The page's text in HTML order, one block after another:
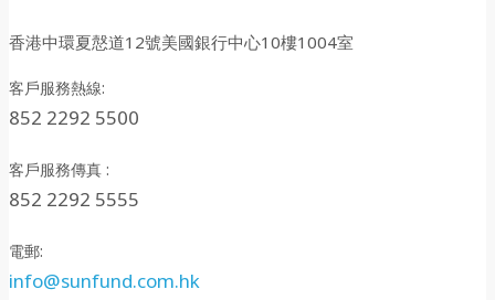
香港中環夏慤道12號美國銀行中心10樓1004室
客戶服務熱線:
852 2292 5500
客戶服務傳真 :
852 2292 5555
電郵:
info@sunfund.com.hk